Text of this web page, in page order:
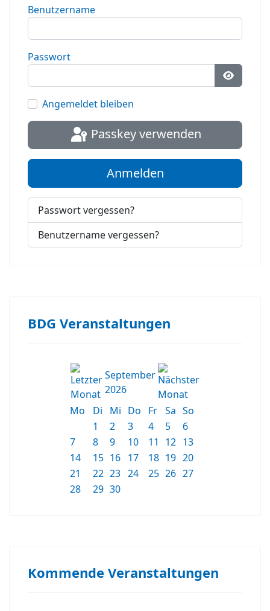
Benutzername
Passwort
Angemeldet bleiben
Passkey verwenden
Anmelden
Passwort vergessen?
Benutzername vergessen?
BDG Veranstaltungen
September
2026
Mo
Di Mi Do Fr Sa So
1
2 3 4 5
6
7
8 9 10 11 12 13
14
15 16 17 18 19 20
21
22 23 24 25 26 27
28
29 30
Kommende Veranstaltungen